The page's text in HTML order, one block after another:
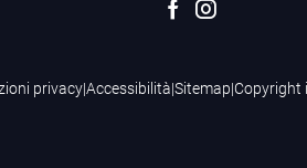
privacy|Accessibilità|Sitemap|Copyright